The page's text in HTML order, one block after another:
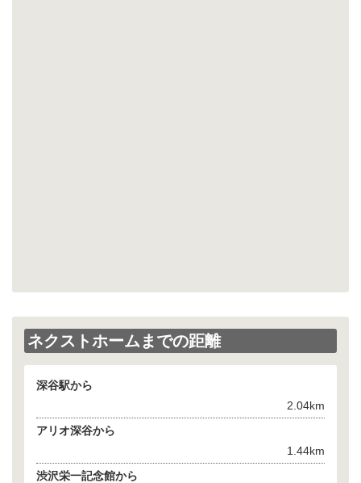
ネクストホームまでの距離
深谷駅から
2.04km
アリオ深谷から
1.44km
渋沢栄一記念館から